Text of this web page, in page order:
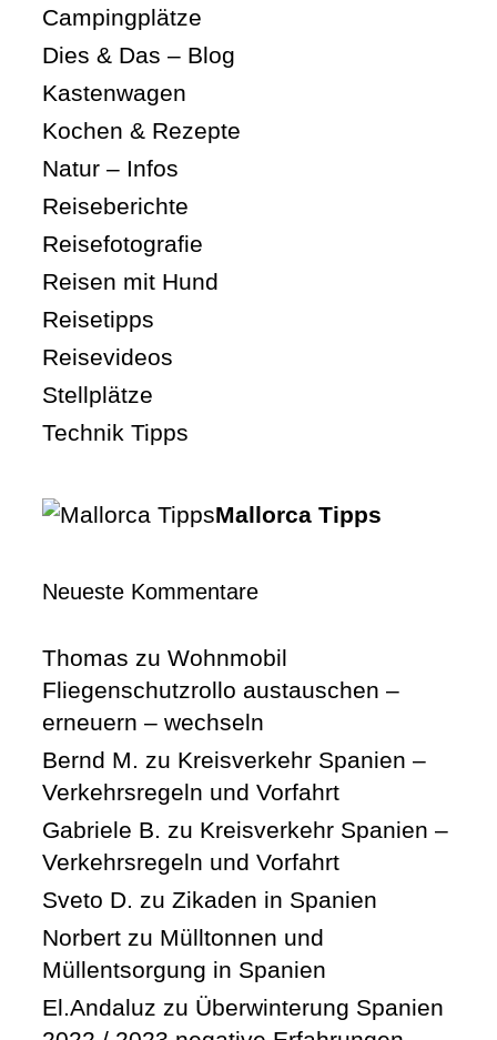
Campingplätze
Dies & Das – Blog
Kastenwagen
Kochen & Rezepte
Natur – Infos
Reiseberichte
Reisefotografie
Reisen mit Hund
Reisetipps
Reisevideos
Stellplätze
Technik Tipps
Mallorca Tipps
Neueste Kommentare
Thomas zu Wohnmobil
Fliegenschutzrollo austauschen –
erneuern – wechseln
Bernd M. zu Kreisverkehr Spanien –
Verkehrsregeln und Vorfahrt
Gabriele B. zu Kreisverkehr Spanien –
Verkehrsregeln und Vorfahrt
Sveto D. zu Zikaden in Spanien
Norbert zu Mülltonnen und
Müllentsorgung in Spanien
El.Andaluz zu Überwinterung Spanien